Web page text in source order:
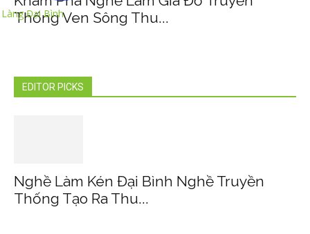
Làng Đại Bình
Thống Ven Sông Thu...
EDITOR PICKS
Nghề Làm Kén Đại Bình Nghề Truyền
Thống Tạo Ra Thu...